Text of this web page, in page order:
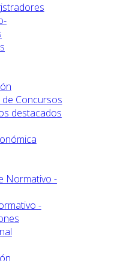
Concursos
destacados
Normativo -
-